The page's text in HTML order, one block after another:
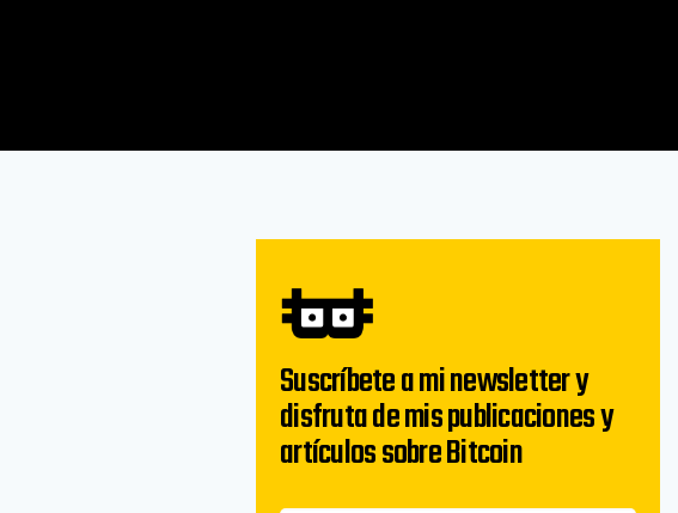
Suscríbete a mi newsletter y
disfruta de mis publicaciones y
artículos sobre Bitcoin